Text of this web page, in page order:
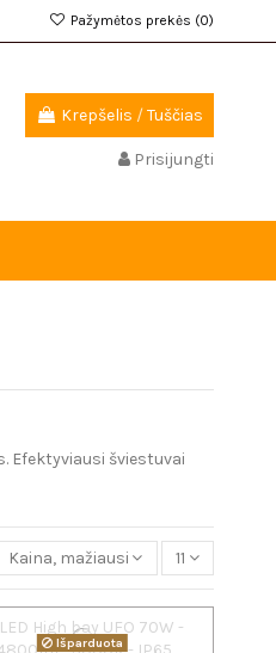
Pažymėtos prekės (0)
Krepšelis /Tuščias
Prisijungti
Efektyviausi šviestuvai
Kaina, mažiausia - didžiausia
11
Išparduota